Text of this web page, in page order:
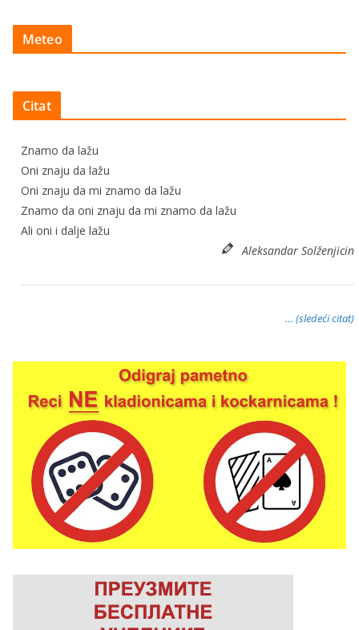
Meteo
Citat
Znamo da lažu
Oni znaju da lažu
Oni znaju da mi znamo da lažu
Znamo da oni znaju da mi znamo da lažu
Ali oni i dalje lažu
Aleksandar Solženjicin
… (sledeći citat)